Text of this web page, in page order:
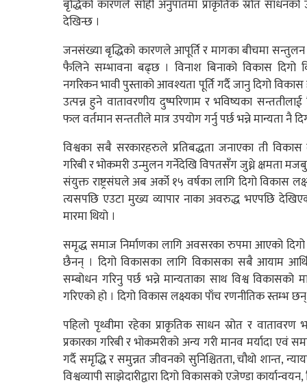
बृद्धिको कारणले सोही अनुपातमा प्राकृतिक स्रोत
देखिन्छ ।
जनसंख्या बृद्धिको कारणले आपूर्ति र मागका बीचमा सन्तुलन
फैलिने सम्भावना बढ्छ । विनाश बिनाको विकास दिगो
नगरिकन भावी पुस्ताको आवश्यता पूर्ति गर्दै जानु दिगो
उत्पन्न हुने वातावरणीय दुष्परिणाम र भविष्यका
फल वर्तमान सन्ततीले मात्र उपयोग गर्नु पर्छ भन्ने मान्यता नै
विश्वका सबै सरकारहरुले प्रतिबद्धता जनाएका ती
गरिबी र भोकमरी उन्मुलन गर्नेदेखि विपतसँग जुध्ने क्षमता
संयुक्त राष्ट्रसंघले अब अर्को १५ वर्षका लागि दिगो विकास
त्यसपछि एउटा मुख्य व्यापार नाका अवरुद्ध भएपछि
मारमा थियो ।
समृद्ध समाज निर्माणका लागि अवसरका रुपमा आएको
छैनन् । दिगो विकासका लागि विकासका सबै आयाम
सम्बोधन गरिनु पर्छ भन्ने मान्यताका साथ विश्व विकासको
गरिएको हो । दिगो विकास लक्ष्यका पाँच रणनीतिक स्तम्भ
पहिलो पृथ्वीमा रहेका प्राकृतिक साधन स्रोत र
प्रकारका गरिबी र भोकमरीको अन्य गरी मानव मर्यादा एवं
गर्दै समृद्धि र समुन्नत जीवनको सुनिश्चितता, चौथो शान्त,
विश्वव्यापी साझेदारीद्वारा दिगो विकासको एजेण्डा